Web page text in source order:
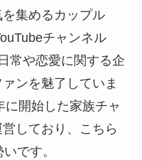
集めるカップル
チャンネル
常や恋愛に関する企
ンを魅了していま
開始した家族チャ
しており、こちら
です。